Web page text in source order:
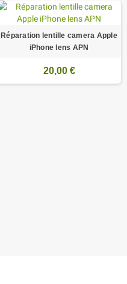
Réparation lentille camera Apple
iPhone lens APN
20,00 €